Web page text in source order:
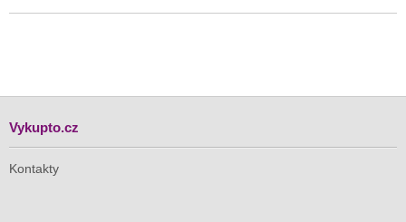
Vykupto.cz
Kontakty